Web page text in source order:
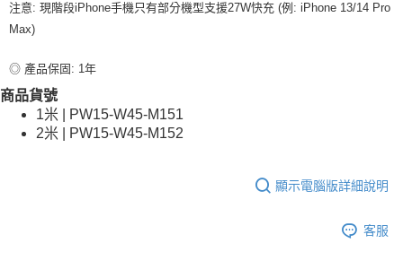
注意: 現階段iPhone手機只有部分機型支援27W快充 (例: iPhone 13/14 Pro
Max)
◎ 產品保固: 1年
商品貨號
1米 | PW15-W45-M151
2米 | PW15-W45-M152
顯示電腦版詳細說明
客服